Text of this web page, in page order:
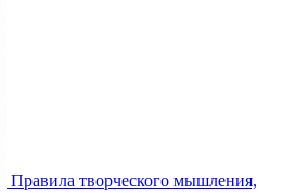
Правила творческого мышления,